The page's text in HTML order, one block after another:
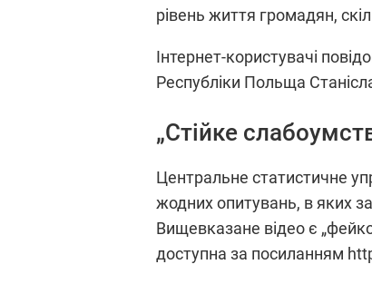
рівень життя громадян,
Інтернет-користувачі
Республіки Польща
„Стійке
Центральне статистичне
жодних опитувань, в яких
Вищевказане відео є
доступна за посиланням